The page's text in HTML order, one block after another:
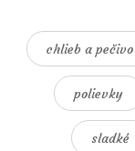
chlieb a pečivo
polievky
sladké